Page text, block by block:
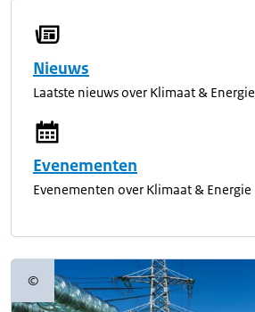
Nieuws
Laatste nieuws over Klimaat & Energie
Evenementen
Evenementen over Klimaat & Energie
©Copyrightinformatie